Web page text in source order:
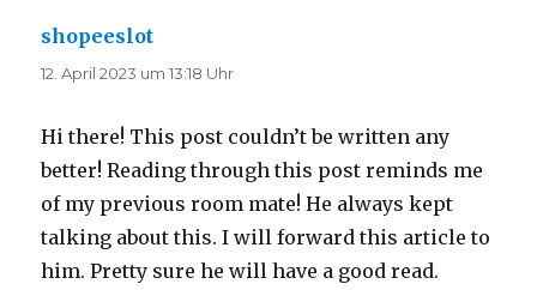
shopeeslot
12. April 2023 um 13:18 Uhr
Hi there! This post couldn’t be written any
better! Reading through this post reminds me
of my previous room mate! He always kept
talking about this. I will forward this article to
him. Pretty sure he will have a good read.